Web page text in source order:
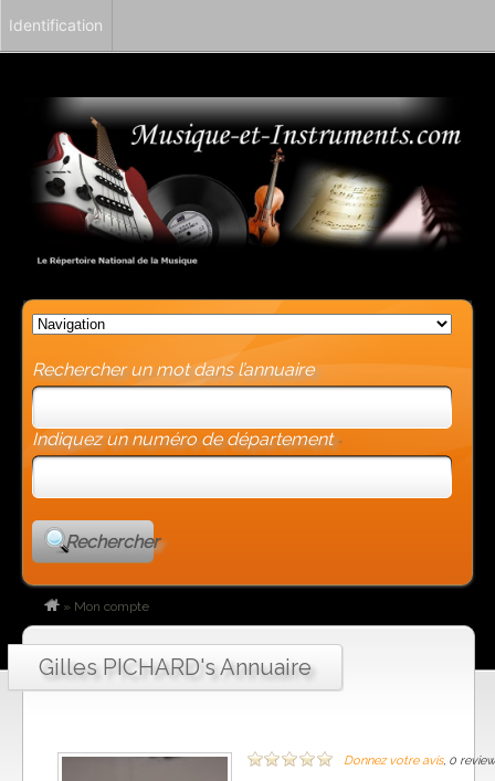
Rechercher un mot dans l’annuaire
Indiquez un numéro de département -
Rechercher
» Mon compte
Gilles PICHARD's Annuaire
Donnez votre avis, 0
Identification